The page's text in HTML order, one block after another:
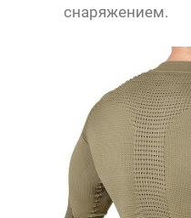
снаряжением.